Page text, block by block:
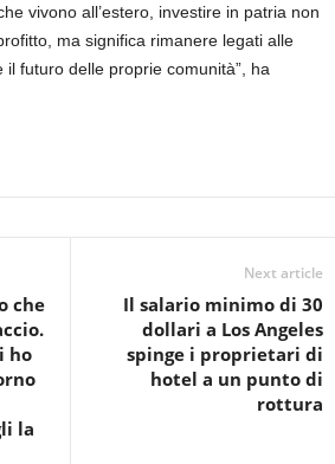
vivono all’estero, investire in patria non
ma significa rimanere legati alle
futuro delle proprie comunità”, ha
che
ho
la
Next article
Il salario minimo di 30
dollari a Los Angeles
spinge i proprietari di
hotel a un punto di
rottura